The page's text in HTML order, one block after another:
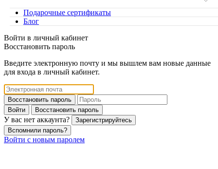
Подарочные сертификаты
Блог
Войти в личный кабинет
Восстановить пароль
Введите электронную почту и мы вышлем вам новые данные
для входа в личный кабинет.
Восстановить пароль
Войти
Восстановить пароль
У вас нет аккаунта?
Зарегистрируйтесь
Вспомнили пароль?
Войти с новым паролем